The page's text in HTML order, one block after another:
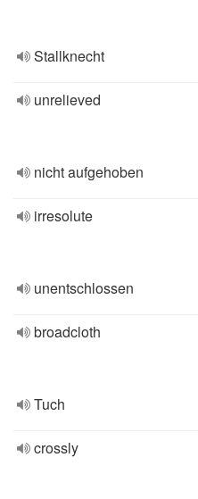
Stallknecht
unrelieved
nicht aufgehoben
irresolute
unentschlossen
broadcloth
Tuch
crossly